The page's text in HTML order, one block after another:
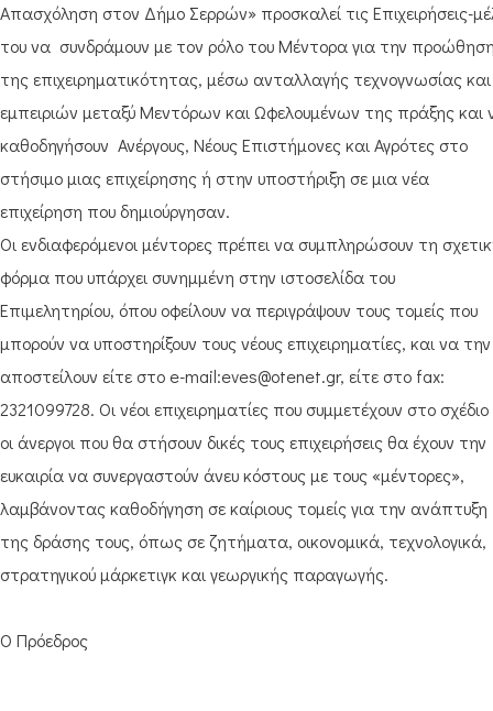
Απασχόληση στον Δήμο Σερρών» προσκαλεί τις Επιχειρήσεις-
του να συνδράμουν με τον ρόλο του Μέντορα για την
της επιχειρηματικότητας, μέσω ανταλλαγής τεχνογνωσίας και
εμπειριών μεταξύ Μεντόρων και Ωφελουμένων της πράξης και
καθοδηγήσουν Ανέργους, Νέους Επιστήμονες και Αγρότες στο
στήσιμο μιας επιχείρησης ή στην υποστήριξη σε μια νέα
επιχείρηση που δημιούργησαν.
Οι ενδιαφερόμενοι μέντορες πρέπει να συμπληρώσουν τη
φόρμα που υπάρχει συνημμένη στην ιστοσελίδα του
Επιμελητηρίου, όπου οφείλουν να περιγράψουν τους τομείς που
μπορούν να υποστηρίξουν τους νέους επιχειρηματίες, και να την
αποστείλουν είτε στο e-mail:eves@otenet.gr, είτε στο fax:
2321099728. Οι νέοι επιχειρηματίες που συμμετέχουν στο
οι άνεργοι που θα στήσουν δικές τους επιχειρήσεις θα έχουν την
ευκαιρία να συνεργαστούν άνευ κόστους με τους «μέντορες»,
λαμβάνοντας καθοδήγηση σε καίριους τομείς για την ανάπτυξη
της δράσης τους, όπως σε ζητήματα, οικονομικά, τεχνολογικά,
στρατηγικού μάρκετιγκ και γεωργικής παραγωγής.
Ο Πρόεδρος